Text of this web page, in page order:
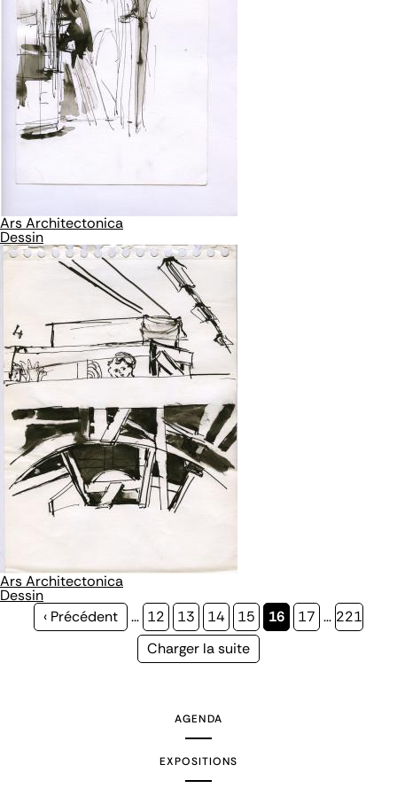
Ars Architectonica
Dessin
Ars Architectonica
Dessin
Page
‹ Précédent … Page
12 Page
13 Page
14 Page
15
Page
16 Page
17 … Page
221
Page
Charger la suite
AGENDA
EXPOSITIONS